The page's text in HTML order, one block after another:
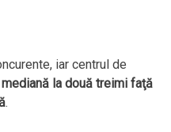
iar centrul de
la două treimi faţă
.